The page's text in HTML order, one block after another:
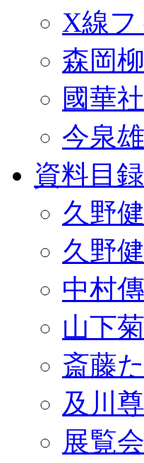
X線
森岡
國華
今泉
資料目録
久野
久野
中村
山下
斎藤
及川
展覧